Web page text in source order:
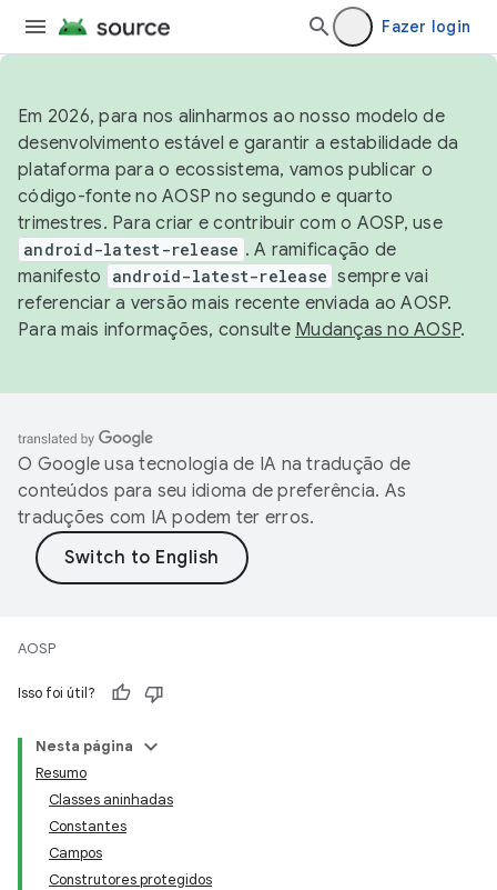
Fazer login
Em 2026, para nos alinharmos ao nosso modelo de
desenvolvimento estável e garantir a estabilidade da
plataforma para o ecossistema, vamos publicar o
código-fonte no AOSP no segundo e quarto
trimestres. Para criar e contribuir com o AOSP, use
android-latest-release . A ramificação de
manifesto
android-latest-release sempre vai
referenciar a versão mais recente enviada ao AOSP.
Para mais informações, consulte Mudanças no AOSP.
O Google usa tecnologia de IA na tradução de
conteúdos para seu idioma de preferência. As
traduções com IA podem ter erros.
AOSP
Isso foi útil?
Nesta página
Resumo
Classes aninhadas
Constantes
Campos
Construtores protegidos